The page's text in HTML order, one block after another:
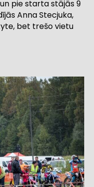
pie starta stājās 9
Anna Stecjuka,
bet trešo vietu